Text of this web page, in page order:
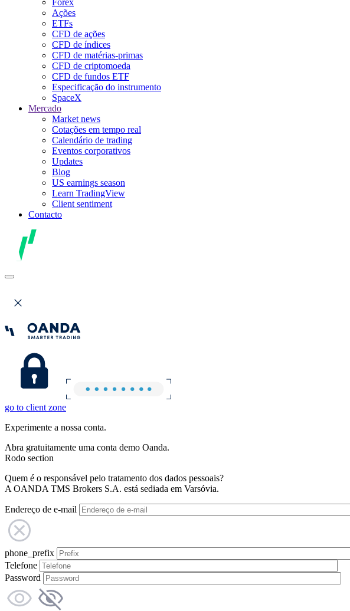
Ações
ETFs
CFD de ações
CFD de índices
CFD de matérias-primas
CFD de criptomoeda
CFD de fundos ETF
Especificação do instrumento
SpaceX
Mercado
Market news
Cotações em tempo real
Calendário de trading
Eventos corporativos
Updates
Blog
US earnings season
Learn TradingView
Client sentiment
Contacto
go to client zone
Experimente a nossa conta.
Abra gratuitamente uma conta demo Oanda.
Rodo section
Quem é o responsável pelo tratamento dos dados pessoais?
A OANDA TMS Brokers S.A. está sediada em Varsóvia.
Endereço de e-mail
phone_prefix
Telefone
Password